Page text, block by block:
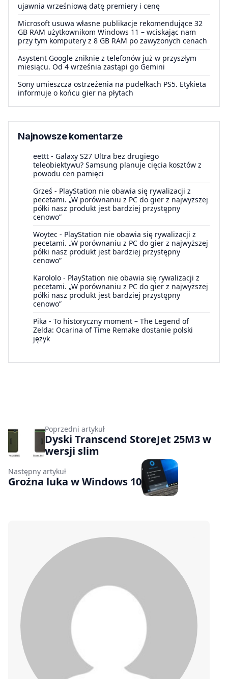
ujawnia wrześniową datę premiery i cenę
Microsoft usuwa własne publikacje rekomendujące 32
GB RAM użytkownikom Windows 11 – wciskając nam
przy tym komputery z 8 GB RAM po zawyżonych cenach
Asystent Google zniknie z telefonów już w przyszłym
miesiącu. Od 4 września zastąpi go Gemini
Sony umieszcza ostrzeżenia na pudełkach PS5. Etykieta
informuje o końcu gier na płytach
Najnowsze komentarze
eettt - Galaxy S27 Ultra bez drugiego
teleobiektywu? Samsung planuje cięcia kosztów z
powodu cen pamięci
Grześ - PlayStation nie obawia się rywalizacji z
pecetami. „W porównaniu z PC do gier z najwyższej
półki nasz produkt jest bardziej przystępny
cenowo”
Woytec - PlayStation nie obawia się rywalizacji z
pecetami. „W porównaniu z PC do gier z najwyższej
półki nasz produkt jest bardziej przystępny
cenowo”
Karololo - PlayStation nie obawia się rywalizacji z
pecetami. „W porównaniu z PC do gier z najwyższej
półki nasz produkt jest bardziej przystępny
cenowo”
Pika - To historyczny moment – The Legend of
Zelda: Ocarina of Time Remake dostanie polski
język
Poprzedni artykuł
Dyski Transcend StoreJet 25M3 w
wersji slim
Następny artykuł
Groźna luka w Windows 10